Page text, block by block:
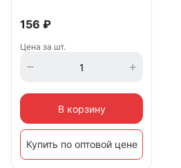
156 ₽
Цена за шт.
В корзину
Купить по оптовой цене